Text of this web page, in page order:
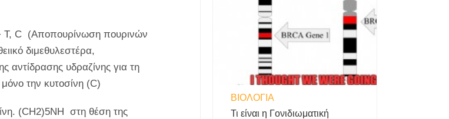
T, C (Αποπουρίνωση πουρινών
διμεθυλεστέρα,
αντίδρασης υδραζίνης για τη
την κυτοσίνη (C)
(CH2)5NH στη θέση της
ΒΙΟΛΟΓΊΑ
Τι είναι η Γονιδιωματική